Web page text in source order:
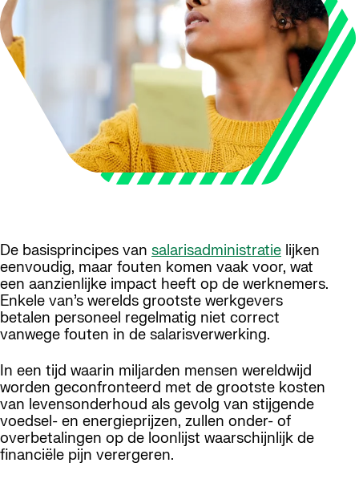
De basisprincipes van salarisadministratie lijken
eenvoudig, maar fouten komen vaak voor, wat
een aanzienlijke impact heeft op de werknemers.
Enkele van’s werelds grootste werkgevers
betalen personeel regelmatig niet correct
vanwege fouten in de salarisverwerking.
In een tijd waarin miljarden mensen wereldwijd
worden geconfronteerd met de grootste kosten
van levensonderhoud als gevolg van stijgende
voedsel- en energieprijzen, zullen onder- of
overbetalingen op de loonlijst waarschijnlijk de
financiële pijn verergeren.